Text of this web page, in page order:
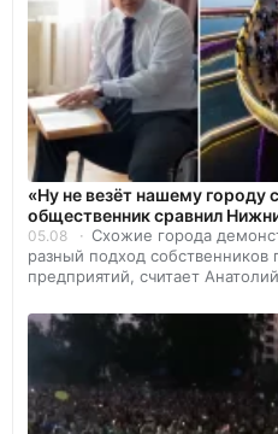
«Ну не везёт нашему городу
общественник сравнил
05.08
Схожие города
разный подход собственников
предприятий, считает